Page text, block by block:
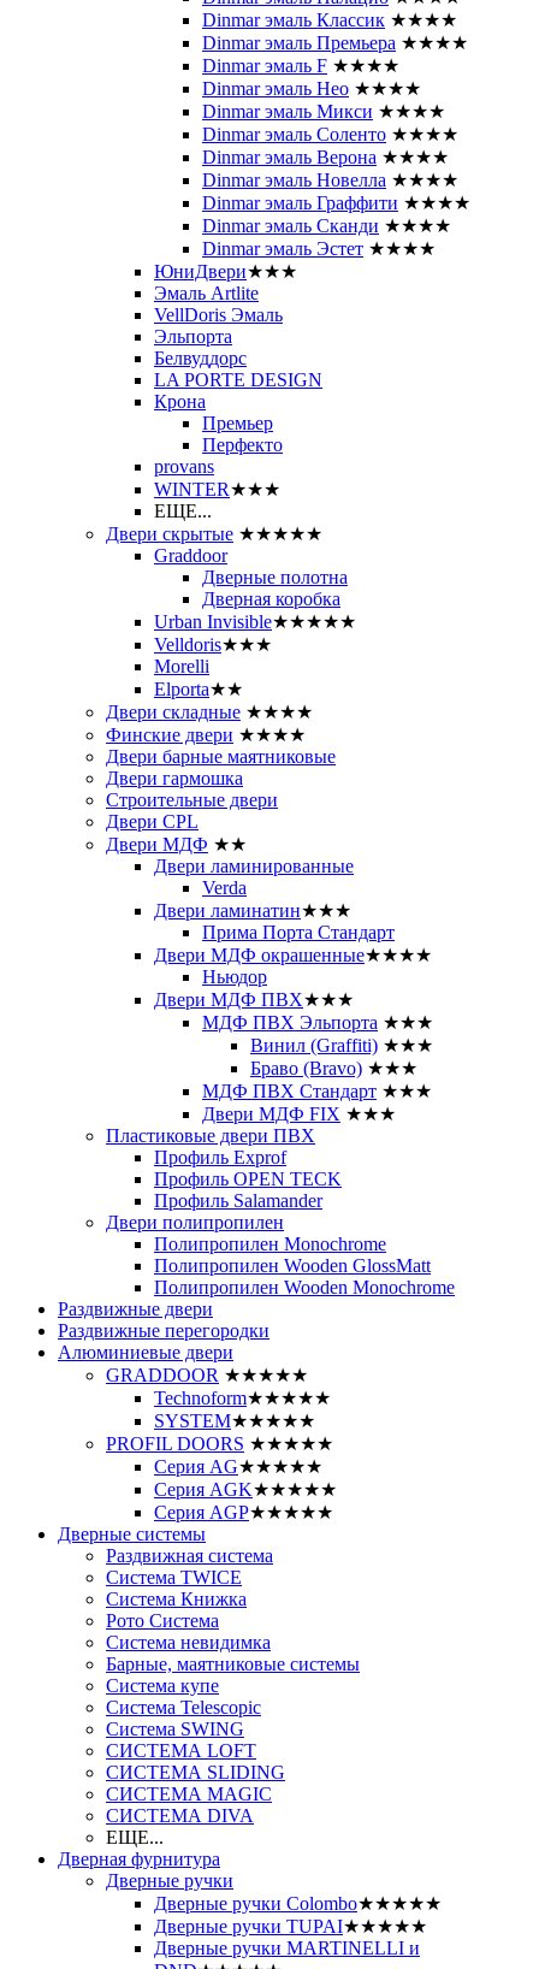
Dinmar эмаль Классик ★★★★
Dinmar эмаль Премьера ★★★★
Dinmar эмаль F ★★★★
Dinmar эмаль Нео ★★★★
Dinmar эмаль Микси ★★★★
Dinmar эмаль Соленто ★★★★
Dinmar эмаль Верона ★★★★
Dinmar эмаль Новелла ★★★★
Dinmar эмаль Граффити ★★★★
Dinmar эмаль Сканди ★★★★
Dinmar эмаль Эстет ★★★★
ЮниДвери★★★
Эмаль Artlite
VellDoris Эмаль
Эльпорта
Белвуддорс
LA PORTE DESIGN
Крона
Премьер
Перфекто
provans
WINTER★★★
ЕЩЕ...
Двери скрытые ★★★★★
Graddoor
Дверные полотна
Дверная коробка
Urban Invisible★★★★★
Velldoris★★★
Morelli
Elporta★★
Двери складные ★★★★
Финские двери ★★★★
Двери барные маятниковые
Двери гармошка
Строительные двери
Двери CРL
Двери МДФ ★★
Двери ламинированные
Verda
Двери ламинатин★★★
Прима Порта Стандарт
Двери МДФ окрашенные★★★★
Ньюдор
Двери МДФ ПВХ★★★
МДФ ПВХ Эльпорта ★★★
Винил (Graffiti) ★★★
Браво (Bravo) ★★★
МДФ ПВХ Стандарт ★★★
Двери МДФ FIX ★★★
Пластиковые двери ПВХ
Профиль Exprof
Профиль OPEN TECK
Профиль Salamander
Двери полипропилен
Полипропилен Monochrome
Полипропилен Wooden GlossMatt
Полипропилен Wooden Monochrome
Раздвижные двери
Раздвижные перегородки
Алюминиевые двери
GRADDOOR ★★★★★
Technoform★★★★★
SYSTEM★★★★★
PROFIL DOORS ★★★★★
Серия AG★★★★★
Серия AGK★★★★★
Серия AGP★★★★★
Дверные системы
Раздвижная система
Система TWICE
Система Книжка
Рото Система
Система невидимка
Барные, маятниковые системы
Система купе
Система Telescopic
Система SWING
СИСТЕМА LOFT
СИСТЕМА SLIDING
СИСТЕМА MAGIC
СИСТЕМА DIVA
ЕЩЕ...
Дверная фурнитура
Дверные ручки
Дверные ручки Colombo★★★★★
Дверные ручки TUPAI★★★★★
Дверные ручки MARTINELLI и